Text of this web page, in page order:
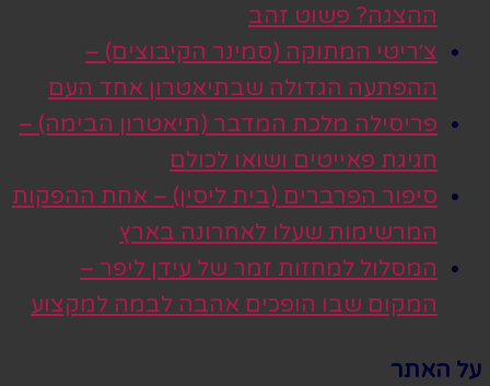
ההצגה? פשוט זהב
צ׳ריטי המתוקה (סמינר הקיבוצים) –
ההפתעה הגדולה שבתיאטרון אחד העם
פריסילה מלכת המדבר (תיאטרון הבימה) –
חגיגת פאייטים ושואו לכולם
סיפור הפרברים (בית ליסין) – אחת ההפקות
המרשימות שעלו לאחרונה בארץ
המסלול למחזות זמר של עידן ליפר –
המקום שבו הופכים אהבה לבמה למקצוע
על האתר